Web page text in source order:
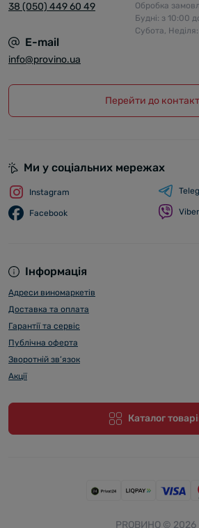
38 (050) 449 60 49
Обробка
Будні: з 10:00
Субота,
E-mail
info@provino.ua
Перейти до
Інформація
Адреси виномаркетів
Доставка та оплата
Гарантії та сервіс
Публічна оферта
Зворотній зв’язок
Акції
Каталог
Ми у соціальних мережах
Instagram
Facebook Viber
PROВИНО © 2026